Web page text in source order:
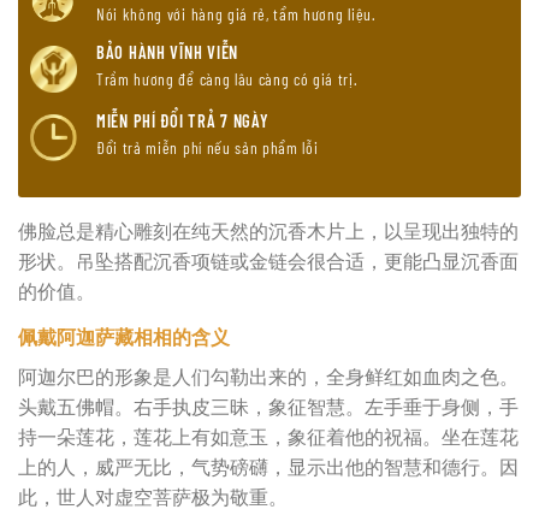
Nói không với hàng giá rẻ, tẩm hương liệu.
BẢO HÀNH VĨNH VIỄN
Trầm hương để càng lâu càng có giá trị.
MIỄN PHÍ ĐỔI TRẢ 7 NGÀY
Đổi trả miễn phí nếu sản phẩm lỗi
佛脸总是精心雕刻在纯天然的沉香木片上，以呈现出独特的
形状。吊坠搭配沉香项链或金链会很合适，更能凸显沉香面
的价值。
佩戴阿迦萨藏相相的含义
阿迦尔巴的形象是人们勾勒出来的，全身鲜红如血肉之色。
头戴五佛帽。右手执皮三昧，象征智慧。左手垂于身侧，手
持一朵莲花，莲花上有如意玉，象征着他的祝福。坐在莲花
上的人，威严无比，气势磅礴，显示出他的智慧和德行。因
此，世人对虚空菩萨极为敬重。